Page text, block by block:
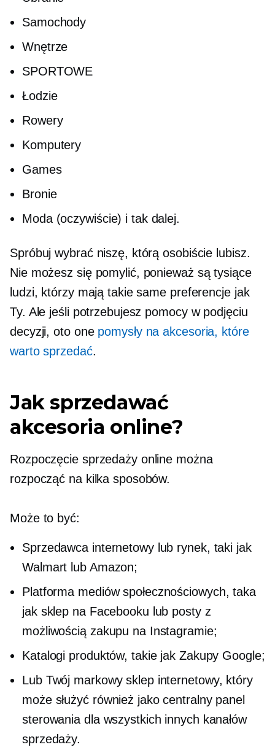
Samochody
Wnętrze
SPORTOWE
Łodzie
Rowery
Komputery
Games
Bronie
Moda (oczywiście) i tak dalej.
Spróbuj wybrać niszę, którą osobiście lubisz.
Nie możesz się pomylić, ponieważ są tysiące
ludzi, którzy mają takie same preferencje jak
Ty. Ale jeśli potrzebujesz pomocy w podjęciu
decyzji, oto one pomysły na akcesoria, które
warto sprzedać.
Jak sprzedawać
akcesoria online?
Rozpoczęcie sprzedaży online można
rozpocząć na kilka sposobów.
Może to być:
Sprzedawca internetowy lub rynek, taki jak
Walmart lub Amazon;
Platforma mediów społecznościowych, taka
jak sklep na Facebooku lub posty z
możliwością zakupu na Instagramie;
Katalogi produktów, takie jak Zakupy Google;
Lub Twój markowy sklep internetowy, który
może służyć również jako centralny panel
sterowania dla wszystkich innych kanałów
sprzedaży.